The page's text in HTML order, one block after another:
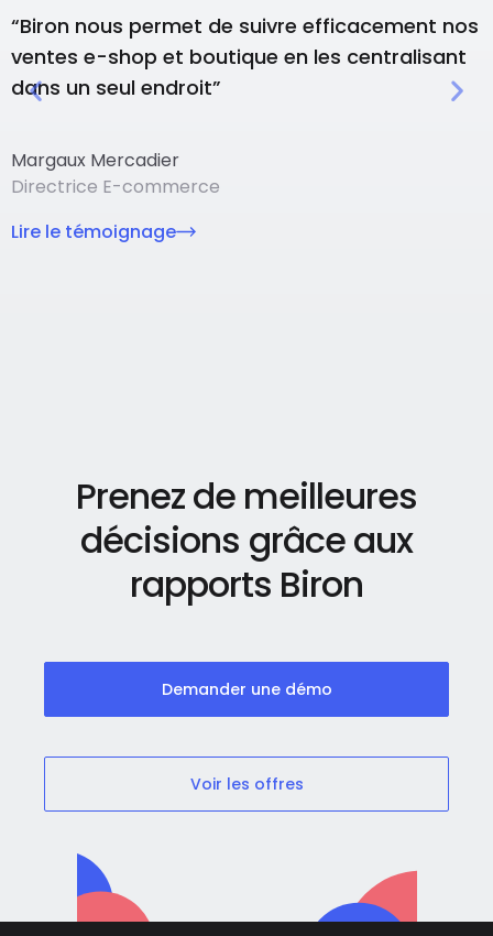
“Biron nous permet de suivre efficacement nos
ventes e-shop et boutique en les centralisant
dans un seul endroit”
Margaux Mercadier
Directrice E-commerce
Lire le témoignage
Prenez de meilleures
décisions grâce aux
rapports Biron
Demander une démo
Voir les offres